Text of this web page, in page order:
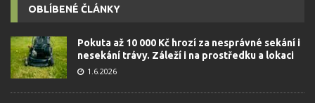
OBLÍBENÉ ČLÁNKY
Pokuta až 10 000 Kč hrozí za nesprávné sekání i
nesekání trávy. Záleží i na prostředku a lokaci
1.6.2026